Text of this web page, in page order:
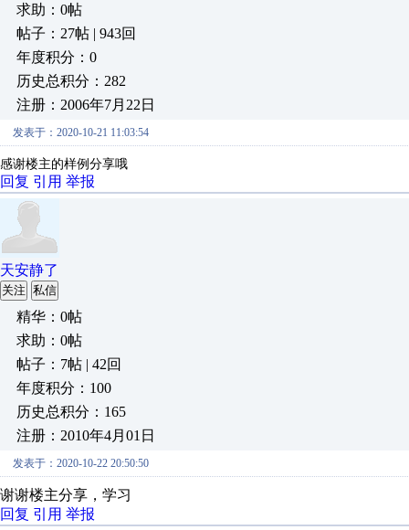
求助：0帖
帖子：27帖 | 943回
年度积分：0
历史总积分：282
注册：2006年7月22日
发表于：2020-10-21 11:03:54
感谢楼主的样例分享哦
回复 引用 举报
天安静了
关注 私信
精华：0帖
求助：0帖
帖子：7帖 | 42回
年度积分：100
历史总积分：165
注册：2010年4月01日
发表于：2020-10-22 20:50:50
谢谢楼主分享，学习
回复 引用 举报